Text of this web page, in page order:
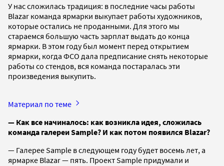
У нас сложилась традиция: в последние часы работы
Blazar команда ярмарки выкупает работы художников,
которые остались не проданными. Для этого мы
стараемся большую часть зарплат выдать до конца
ярмарки. В этом году был момент перед открытием
ярмарки, когда ФСО дала предписание снять некоторые
работы со стендов, вся команда постаралась эти
произведения выкупить.
Материал по теме
— Как все начиналось: как возникла идея, сложилась
команда галереи Sample? И как потом появился Blazar?
— Галерее Sample в следующем году будет восемь лет, а
ярмарке Blazar — пять. Проект Sample придумали и